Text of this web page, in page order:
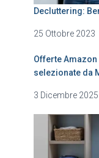
Decluttering:
25 Ottobre 2023
Offerte
selezionate da
3 Dicembre 2025